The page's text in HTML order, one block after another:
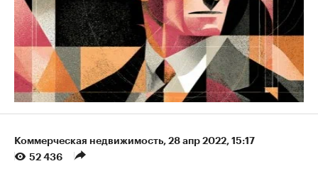
Коммерческая недвижимость⁠, 28 апр 2022, 15:17
52 436